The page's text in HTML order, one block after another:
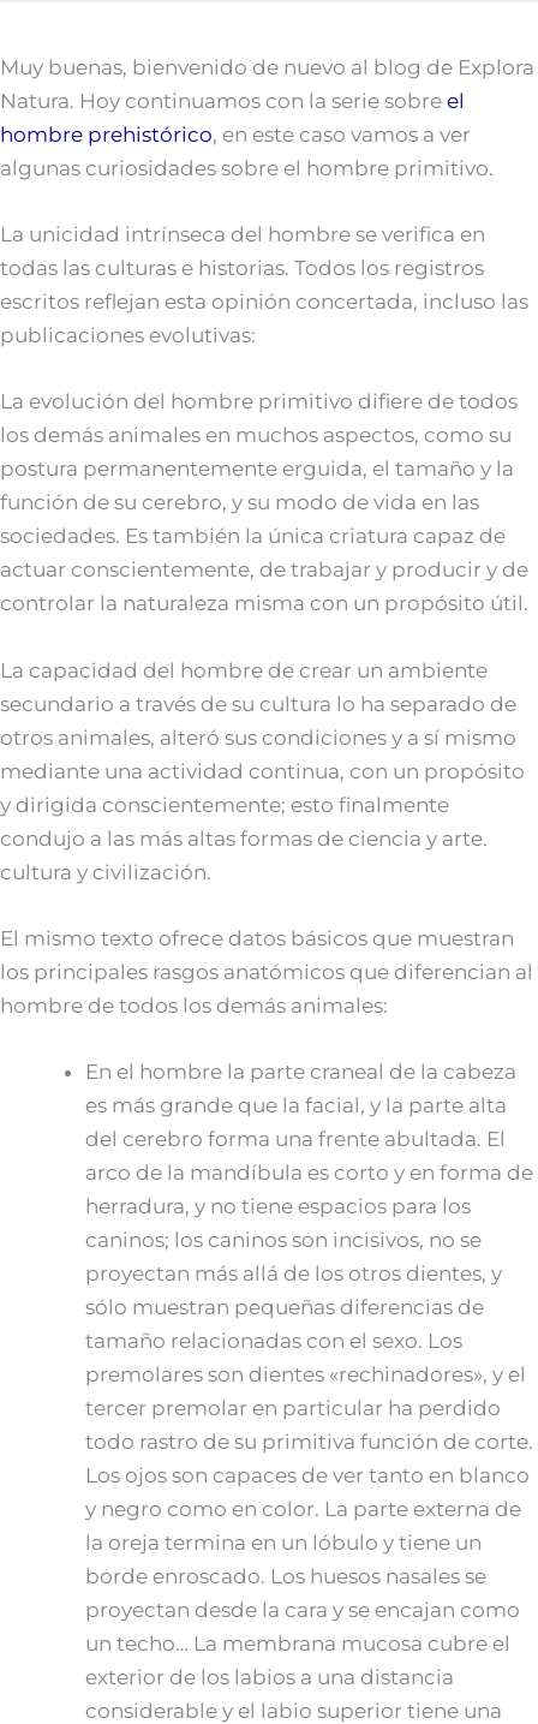
Muy buenas, bienvenido de nuevo al blog de Explora
Natura. Hoy continuamos con la serie sobre el
hombre prehistórico, en este caso vamos a ver
algunas curiosidades sobre el hombre primitivo.
La unicidad intrínseca del hombre se verifica en
todas las culturas e historias. Todos los registros
escritos reflejan esta opinión concertada, incluso las
publicaciones evolutivas:
La evolución del hombre primitivo difiere de todos
los demás animales en muchos aspectos, como su
postura permanentemente erguida, el tamaño y la
función de su cerebro, y su modo de vida en las
sociedades. Es también la única criatura capaz de
actuar conscientemente, de trabajar y producir y de
controlar la naturaleza misma con un propósito útil.
La capacidad del hombre de crear un ambiente
secundario a través de su cultura lo ha separado de
otros animales, alteró sus condiciones y a sí mismo
mediante una actividad continua, con un propósito
y dirigida conscientemente; esto finalmente
condujo a las más altas formas de ciencia y arte.
cultura y civilización.
El mismo texto ofrece datos básicos que muestran
los principales rasgos anatómicos que diferencian al
hombre de todos los demás animales:
En el hombre la parte craneal de la cabeza
es más grande que la facial, y la parte alta
del cerebro forma una frente abultada. El
arco de la mandíbula es corto y en forma de
herradura, y no tiene espacios para los
caninos; los caninos son incisivos, no se
proyectan más allá de los otros dientes, y
sólo muestran pequeñas diferencias de
tamaño relacionadas con el sexo. Los
premolares son dientes «rechinadores», y el
tercer premolar en particular ha perdido
todo rastro de su primitiva función de corte.
Los ojos son capaces de ver tanto en blanco
y negro como en color. La parte externa de
la oreja termina en un lóbulo y tiene un
borde enroscado. Los huesos nasales se
proyectan desde la cara y se encajan como
un techo… La membrana mucosa cubre el
exterior de los labios a una distancia
considerable y el labio superior tiene una